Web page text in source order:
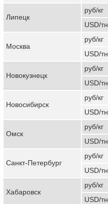
Липецк
руб/кг
USD/тн
Москва
руб/кг
USD/тн
Новокузнецк
руб/кг
USD/тн
Новосибирск
руб/кг
USD/тн
Омск
руб/кг
USD/тн
Санкт-Петербург
руб/кг
USD/тн
Хабаровск
руб/кг
USD/тн